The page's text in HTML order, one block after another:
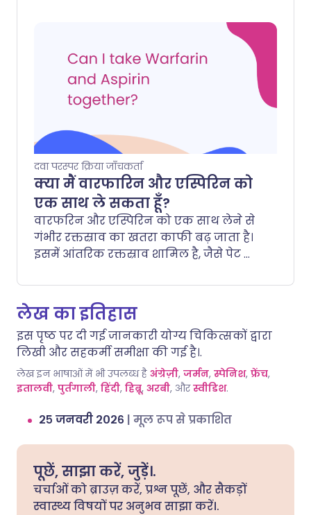
हालांकि, क्योंकि दोनों प्रतिरक्षा प्रणाली को
उत्तेजित कर सकते हैं, एक अतिरिक्त प्रभाव की
सैद्धांतिक संभावना है।.
दवा परस्पर क्रिया जाँचकर्ता
क्या मैं वारफारिन और एस्पिरिन को
एक साथ ले सकता हूँ?
वारफरिन और एस्पिरिन को एक साथ लेने से
गंभीर रक्तस्राव का खतरा काफी बढ़ जाता है।
इसमें आंतरिक रक्तस्राव शामिल है, जैसे पेट या
वाला रक्तस्राव जिसे रोकना मुश्किल होता है।.
लेख का इतिहास
इस पृष्ठ पर दी गई जानकारी योग्य चिकित्सकों द्वारा
लिखी और सहकर्मी समीक्षा की गई है।.
लेख इन भाषाओं में भी उपलब्ध है अंग्रेज़ी, जर्मन, स्पेनिश, फ्रेंच,
इतालवी, पुर्तगाली, हिंदी, हिब्रू, अरबी, औरस्वीडिश.
२५ जनवरी २०२६ | मूल रूप से प्रकाशित
पूछें, साझा करें, जुड़ें।.
चर्चाओं को ब्राउज़ करें, प्रश्न पूछें, और सैकड़ों
स्वास्थ्य विषयों पर अनुभव साझा करें।.